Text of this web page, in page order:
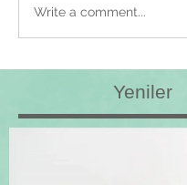
Write a comment...
Yeniler